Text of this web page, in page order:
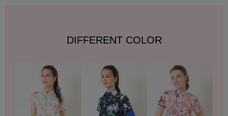
DIFFERENT COLOR